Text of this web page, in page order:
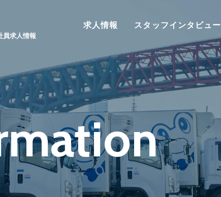
員求人情報
求人情報 スタッフインタビュー